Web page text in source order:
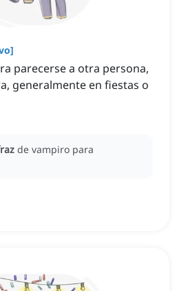
]
parecerse a otra persona,
generalmente en fiestas o
de vampiro para